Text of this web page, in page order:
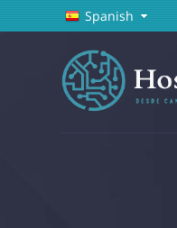
Spanish